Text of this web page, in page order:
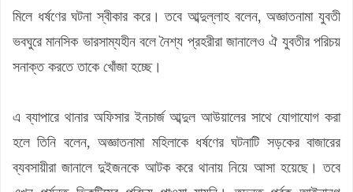
মিলে ধর্ষণের ঘটনা স্বীকার করে। তবে আব্দুল্লাহ বলেন, অজ্ঞাতনামা যুবতী
ভবঘুরে মানসিক ভারসাম্যহীন বলে নৈশ্য প্রহরীরা জানালেও ঐ যুবতীর পরিচয়
সনাক্ত করতে তাকে খোঁজা হচ্ছে।
এ ব্যাপারে থানার অফিসার ইনচার্জ আব্দুল আউয়ালের সাথে যোগাযোগ করা
হলে তিনি বলেন, অজ্ঞাতনামা মহিলাকে ধর্ষণের ঘটনাটি সড়কের বাজারের
ব্যবসায়ীরা জানালে দুইজনকে আটক করে থানায় নিয়ে আসা হয়েছে। তবে